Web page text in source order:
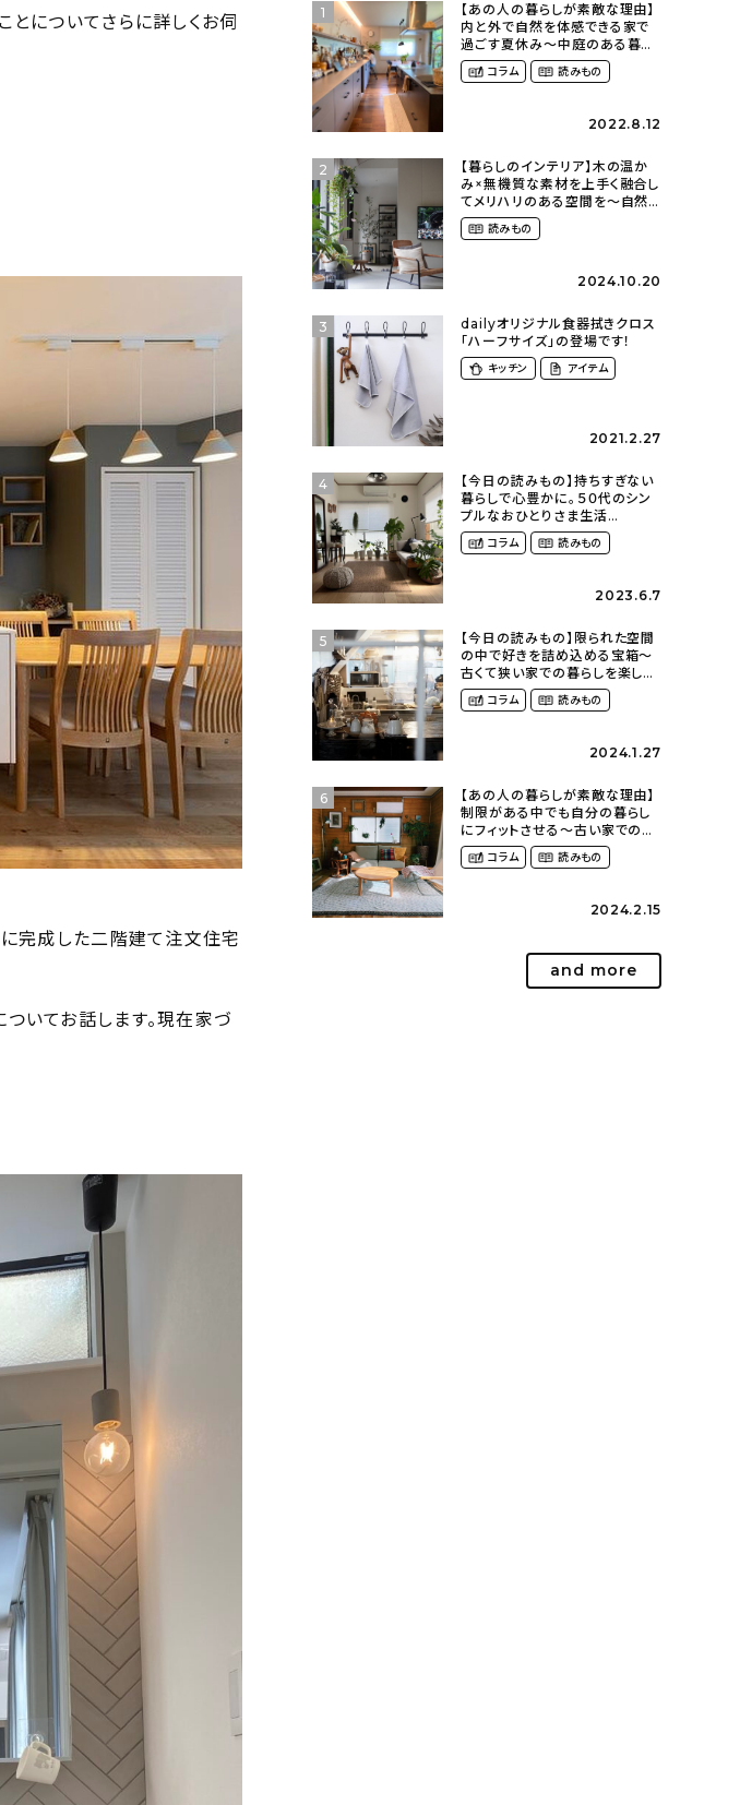
とについてさらに詳しくお伺
に完成した二階建て注文住宅
いてお話します。現在家づ
1
【あの人の暮らしが素敵な理由】
内と外で自然を体感できる家で
過ごす夏休み〜中庭のある暮ら
し（yume_2700さん）
コラム 読みもの
2022.8.12
2
【暮らしのインテリア】木の温か
み×無機質な素材を上手く融合し
てメリハリのある空間を〜自然
に囲まれて暮らす（ki_no_ieさ
ん） 読みもの
2024.10.20
3
dailyオリジナル食器拭きクロス
「ハーフサイズ」の登場です！
キッチン アイテム
2021.2.27
4
【今日の読みもの】持ちすぎない
暮らしで心豊かに。５０代のシン
プルなおひとりさま生活
（ohitorisama_kurasiさん）
コラム 読みもの
2023.6.7
5
【今日の読みもの】限られた空間
の中で好きを詰め込める宝箱〜
古くて狭い家での暮らしを楽しむ
（2nyan_and_lifestylesさん）
コラム 読みもの
2024.1.27
6
【あの人の暮らしが素敵な理由】
制限がある中でも自分の暮らし
にフィットさせる〜古い家での暮
らしを楽しむ（idasanchiさん）
コラム 読みもの
2024.2.15
and more